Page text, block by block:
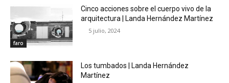
faro
Cinco acciones sobre el cuerpo vivo de la
arquitectura | Landa Hernández Martínez
5 julio, 2024
Los tumbados | Landa Hernández
Martínez